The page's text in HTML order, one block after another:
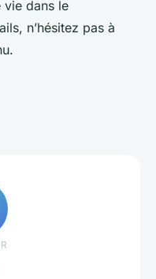
vie dans le
n’hésitez pas à